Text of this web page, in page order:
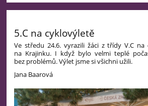
5.C na cyklovýletě
Ve středu 24.6. vyrazili žáci z třídy V.C
na Krajinku. I když bylo velmi teplé
bez problémů. Výlet jsme si všichni užili.
Jana Baarová